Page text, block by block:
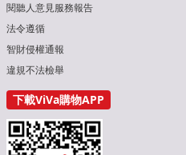
閱聽人意見服務報告
法令遵循
智財侵權通報
違規不法檢舉
下載ViVa購物APP